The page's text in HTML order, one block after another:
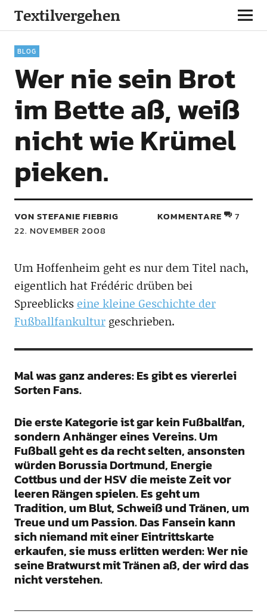
Textilvergehen
BLOG
Wer nie sein Brot
im Bette aß, weiß
nicht wie Krümel
pieken.
VON STEFANIE FIEBRIG
22. NOVEMBER 2008
KOMMENTARE 7
Um Hoffenheim geht es nur dem Titel nach,
eigentlich hat Frédéric drüben bei
Spreeblicks eine kleine Geschichte der
Fußballfankulturgeschrieben.
Mal was ganz anderes: Es gibt es viererlei
Sorten Fans.
Die erste Kategorie ist gar kein Fußballfan,
sondern Anhänger eines Vereins. Um
Fußball geht es da recht selten, ansonsten
würden Borussia Dortmund, Energie
Cottbus und der HSV die meiste Zeit vor
leeren Rängen spielen. Es geht um
Tradition, um Blut, Schweiß und Tränen, um
Treue und um Passion. Das Fansein kann
sich niemand mit einer Eintrittskarte
erkaufen, sie muss erlitten werden: Wer nie
seine Bratwurst mit Tränen aß, der wird das
nicht verstehen.